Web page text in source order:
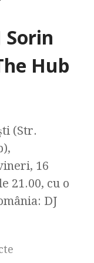
Sorin
Hub
(Str.
16
21.00, cu o
DJ